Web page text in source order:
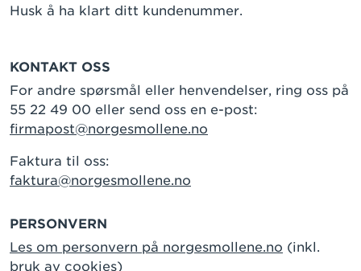
Husk å ha klart ditt kundenummer.
KONTAKT OSS
For andre spørsmål eller henvendelser, ring oss på
55 22 49 00 eller send oss en e-post:
firmapost@norgesmollene.no
Faktura til oss:
faktura@norgesmollene.no
PERSONVERN
Les om personvern på norgesmollene.no (inkl.
bruk av cookies)